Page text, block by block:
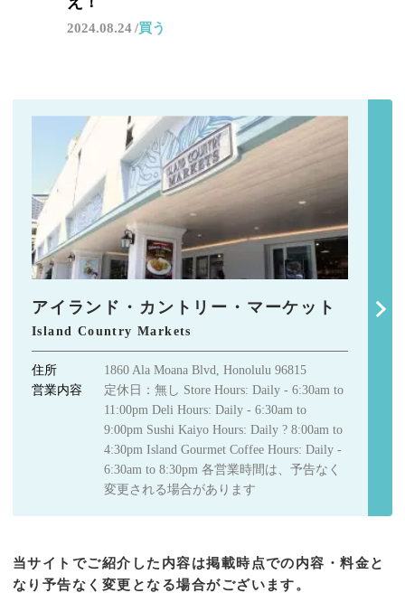
2024.08.24 買う
アイランド・カントリー・マーケット
Island Country Markets
住所
1860 Ala Moana Blvd, Honolulu 96815
営業内容
定休日：無し Store Hours: Daily - 6:30am to
11:00pm Deli Hours: Daily - 6:30am to
9:00pm Sushi Kaiyo Hours: Daily ? 8:00am to
4:30pm Island Gourmet Coffee Hours: Daily -
6:30am to 8:30pm 各営業時間は、予告なく
変更される場合があります
当サイトでご紹介した内容は掲載時点での内容・料金と
なり予告なく変更となる場合がございます。